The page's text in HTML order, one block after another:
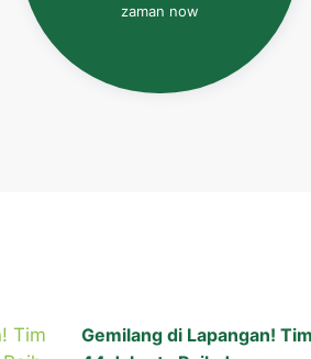
zaman now
Pesantren
Gemilang di Lapangan!